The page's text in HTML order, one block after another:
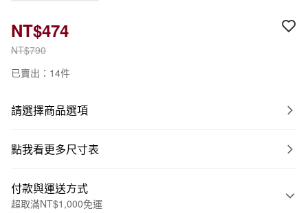
NT$790
NT$474
已賣出：14件
請選擇商品選項
點我看更多尺寸表
付款與運送方式
超取滿NT$1,000免運